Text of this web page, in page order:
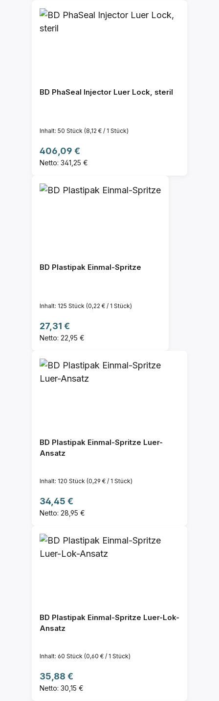
BD PhaSeal Injector Luer Lock, steril
Inhalt: 50 Stück (8,12 € / 1 Stück)
Regulärer Preis:
406,09 €
Netto: 341,25 €
BD Plastipak Einmal-Spritze
Inhalt: 125 Stück (0,22 € / 1 Stück)
Regulärer Preis:
27,31 €
Netto: 22,95 €
BD Plastipak Einmal-Spritze Luer-
Ansatz
Inhalt: 120 Stück (0,29 € / 1 Stück)
Regulärer Preis:
34,45 €
Netto: 28,95 €
BD Plastipak Einmal-Spritze Luer-Lok-
Ansatz
Inhalt: 60 Stück (0,60 € / 1 Stück)
Regulärer Preis:
35,88 €
Netto: 30,15 €